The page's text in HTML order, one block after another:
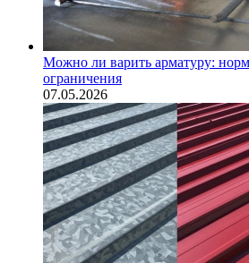
Можно ли варить арматуру:
ограничения
07.05.2026